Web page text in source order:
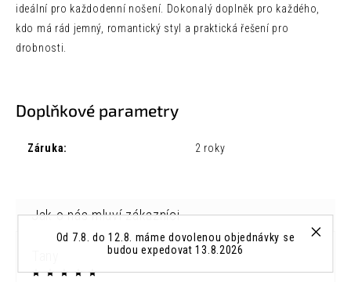
Od 7.8. do 12.8. máme dovolenou objednávky se
budou expedovat 13.8.2026
ideální pro každodenní nošení. Dokonalý doplněk pro každého,
kdo má rád jemný, romantický styl a praktická řešení pro
drobnosti.
Doplňkové parametry
Záruka: 2 roky